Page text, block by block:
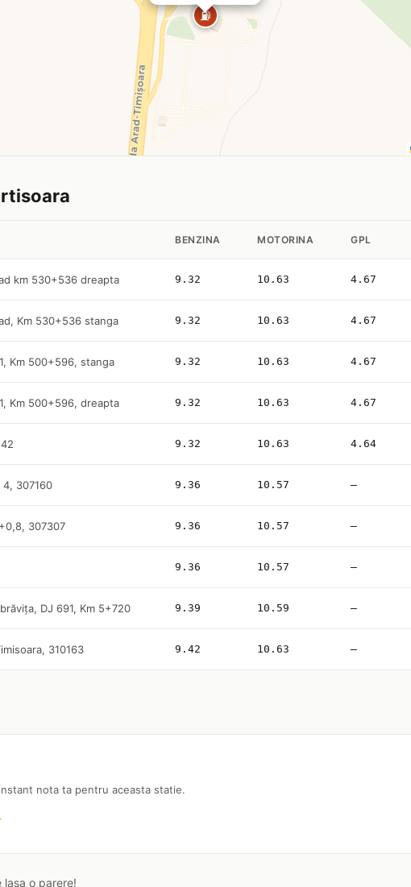
⛽
BENZINA MOTORINA GPL
km 530+536 dreapta 9.32 10.63 4.67
Km 530+536 stanga 9.32 10.63 4.67
Km 500+596, stanga 9.32 10.63 4.67
Km 500+596, dreapta 9.32 10.63 4.67
9.32 10.63 4.64
307160 9.36 10.57 —
307307 9.36 10.57 —
9.36 10.57 —
DJ 691, Km 5+720 9.39 10.59 —
310163 9.42 10.63 —
nota ta pentru aceasta statie.
lasa o parere!